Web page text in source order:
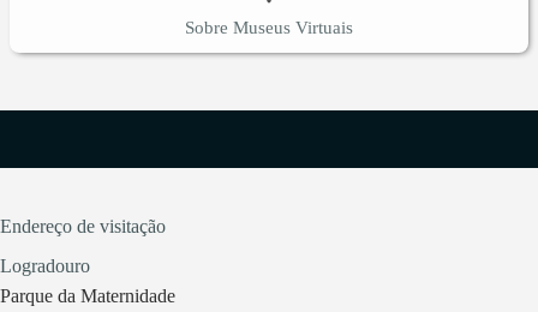
Sobre Museus Virtuais
Endereço de visitação
Logradouro
Parque da Maternidade